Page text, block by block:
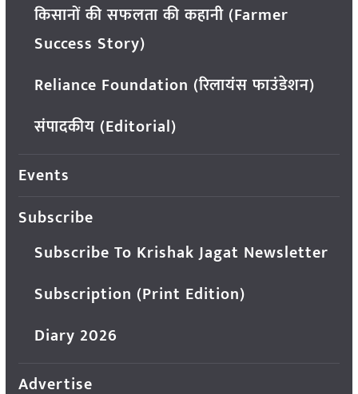
किसानों की सफलता की कहानी (Farmer
Success Story)
Reliance Foundation (रिलायंस फाउंडेशन)
संपादकीय (Editorial)
Events
Subscribe
Subscribe To Krishak Jagat Newsletter
Subscription (Print Edition)
Diary 2026
Advertise